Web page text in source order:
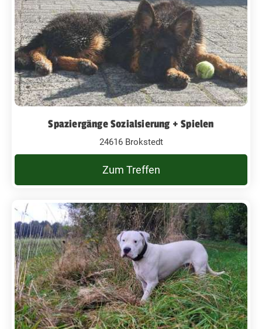
Spaziergänge Sozialsierung + Spielen
24616 Brokstedt
Zum Treffen